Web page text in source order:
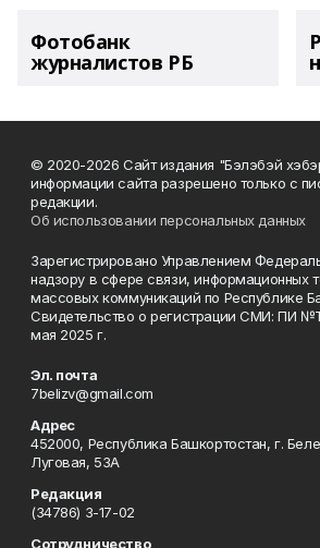
Фотобанк
журналистов РБ
© 2020-2026 Сайт издания "Бэлэбэй
информации сайта разрешено только с
редакции.
Об использовании персональных данных
Зарегистрировано Управлением
надзору в сфере связи, информационных
массовых коммуникаций по Республике
Свидетельство о регистрации СМИ: ПИ
мая 2025 г.
Эл. почта
7belizv@gmail.com
Адрес
452000, Республика Башкортостан, г.
Луговая, 53А
Редакция
(34786) 3-17-02
Сотрудничество